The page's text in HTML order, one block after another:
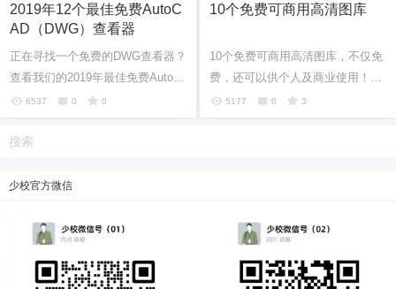
2019年12个最佳免费AutoC
AD（DWG）查看器
正在寻找一个免费的DWG查看器？
查看我们的2019年最佳免费AutoC
AD查看器指南。 另外还有文件格
6537 0 0
10个免费可商用高清图库
10个免费可商用高清图库，不仅免
费，还可以供个人及商业使用！喜
欢记得给SketchUp博客点赞哦！
5177 0 3
少校官方微信
忘记密码？找回 已有帐号？登录